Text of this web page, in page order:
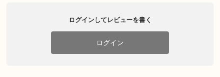
ログインしてレビューを書く
ログイン